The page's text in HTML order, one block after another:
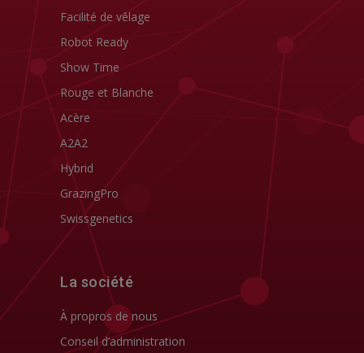
Facilité de vêlage
Robot Ready
Show Time
Rouge et Blanche
Acère
A2A2
Hybrid
GrazingPro
Swissgenetics
La société
À propros de nous
Conseil d’administration